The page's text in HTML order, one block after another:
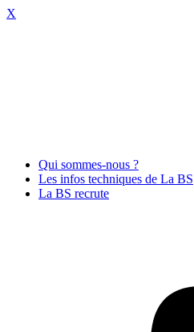
X
Qui sommes-nous ?
Les infos techniques de La BS
La BS recrute